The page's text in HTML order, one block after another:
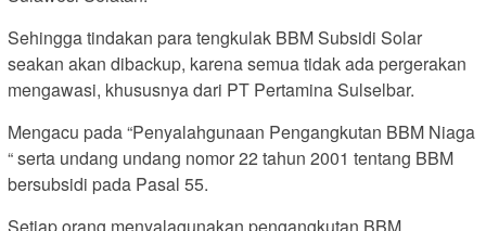
Sehingga tindakan para tengkulak BBM Subsidi Solar
seakan akan dibackup, karena semua tidak ada pergerakan
mengawasi, khususnya dari PT Pertamina Sulselbar.
Mengacu pada “Penyalahgunaan Pengangkutan BBM Niaga
“ serta undang undang nomor 22 tahun 2001 tentang BBM
bersubsidi pada Pasal 55.
Setiap orang menyalagunakan pengangkutan BBM